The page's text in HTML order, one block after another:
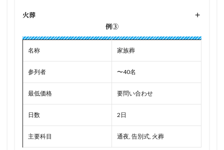
火葬
+
例③
名称 家族葬
参列者 〜40名
最低価格 要問い合わせ
日数 2日
主要科目 通夜, 告別式, 火葬